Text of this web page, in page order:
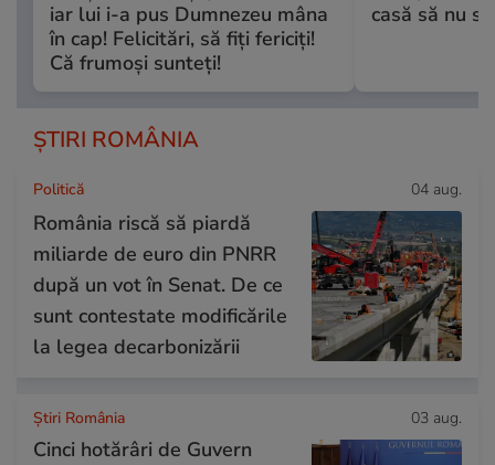
iar lui i-a pus Dumnezeu mâna
în cap! Felicitări, să fiți fericiți!
Că frumoși sunteți!
casă să nu
ȘTIRI ROMÂNIA
Politică 04 aug.
România riscă să piardă
miliarde de euro din PNRR
după un vot în Senat. De ce
sunt contestate modificările
la legea decarbonizării
Știri România 03 aug.
Cinci hotărâri de Guvern